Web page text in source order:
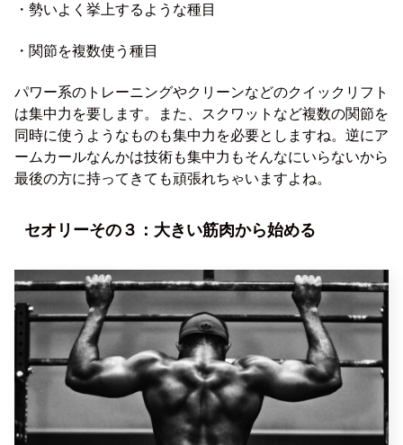
・勢いよく挙上するような種目
・関節を複数使う種目
パワー系のトレーニングやクリーンなどのクイックリフト
は集中力を要します。また、スクワットなど複数の関節を
同時に使うようなものも集中力を必要としますね。逆にア
ームカールなんかは技術も集中力もそんなにいらないから
最後の方に持ってきても頑張れちゃいますよね。
セオリーその３：大きい筋肉から始める